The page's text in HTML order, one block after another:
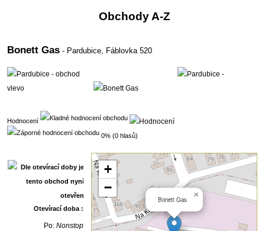
Obchody A-Z
Bonett Gas - Pardubice, Fáblovka 520
Hodnocení
0% (0 hlasů)
Otevírací doba :
Po:Nonstop
Bonett Gas ×
+
−